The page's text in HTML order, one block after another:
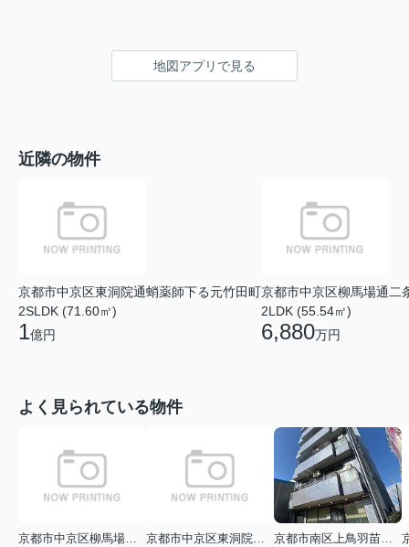
地図アプリで見る
近隣の物件
京都市中京区東洞院通蛸薬師下る元竹田町
2SLDK (71.60㎡)
1億円
京都市中京区柳馬場通二
2LDK (55.54㎡)
6,880万円
よく見られている物件
京都市中京区柳馬場通二条上る六丁目
京都市中京区東洞院通蛸薬師下る元竹田町
京都市南区上鳥羽苗代町